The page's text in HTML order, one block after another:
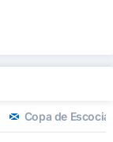
Copa de Escocia